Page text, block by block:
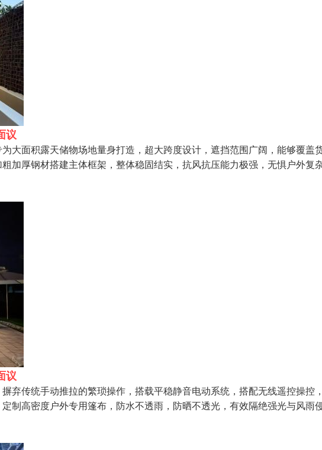
议
大面积露天储物场地量身打造，超大跨度设计，遮挡范围广阔，能够覆盖
加厚钢材搭建主体框架，整体稳固结实，抗风抗压能力极强，无惧户外复
议
弃传统手动推拉的繁琐操作，搭载平稳静音电动系统，搭配无线遥控操控
制高密度户外专用篷布，防水不透雨，防晒不透光，有效隔绝强光与风雨